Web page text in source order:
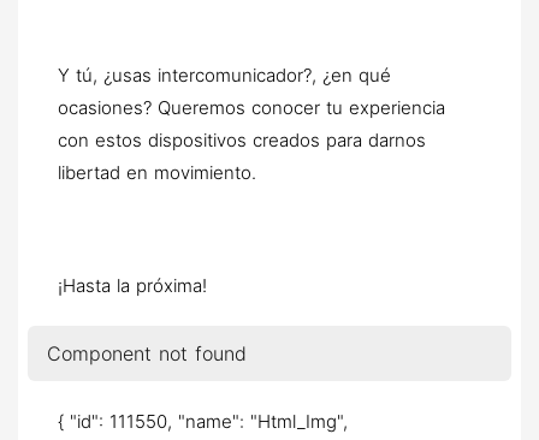
Y tú, ¿usas intercomunicador?, ¿en qué
ocasiones? Queremos conocer tu experiencia
con estos dispositivos creados para darnos
libertad en movimiento.
¡Hasta la próxima!
Component not found
{ "id": 111550, "name": "Html_Img",